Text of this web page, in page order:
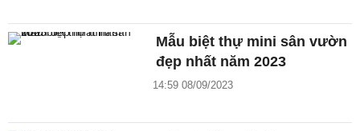
Mẫu biệt thự mini sân vườn
đẹp nhất năm 2023
14:59 08/09/2023